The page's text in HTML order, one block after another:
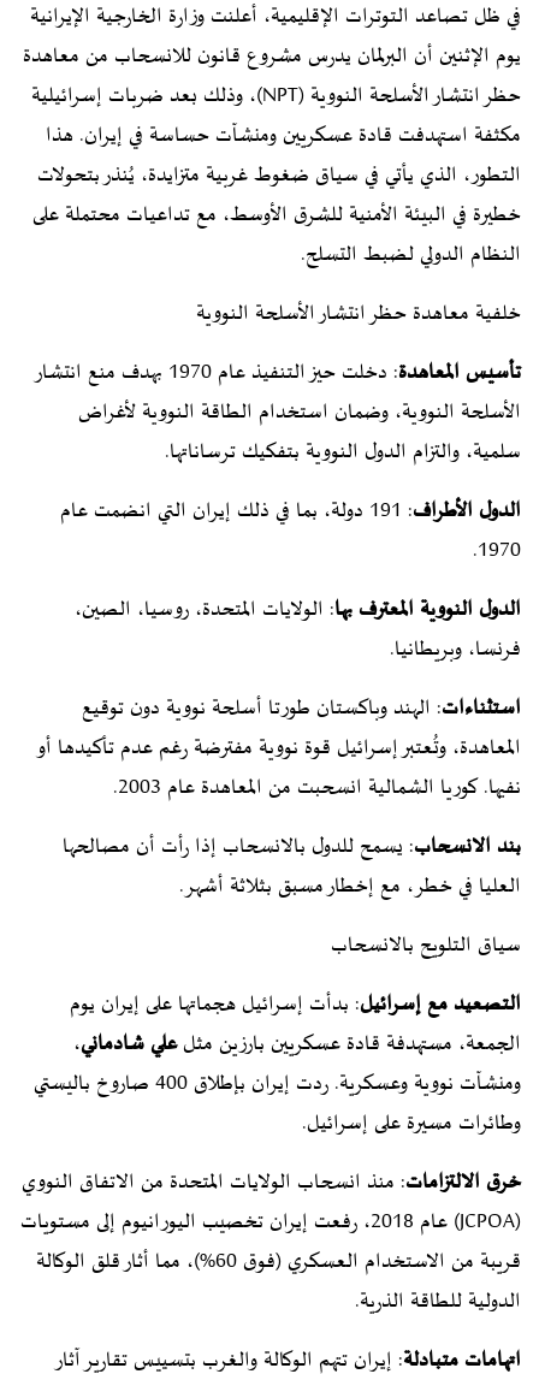
في ظل تصاعد التوترات الإقليمية، أعلنت وزارة الخارجية الإيرانية
يوم الإثنين أن البرلمان يدرس مشروع قانون للانسحاب من معاهدة
حظر انتشار الأسلحة النووية (NPT)، وذلك بعد ضربات إسرائيلية
مكثفة استهدفت قادة عسكريين ومنشآت حساسة في إيران. هذا
التطور، الذي يأتي في سياق ضغوط غربية متزايدة، يُنذر بتحولات
خطيرة في البيئة الأمنية للشرق الأوسط، مع تداعيات محتملة على
النظام الدولي لضبط التسلح.
خلفية معاهدة حظر انتشار الأسلحة النووية
تأسيس المعاهدة
: دخلت حيز التنفيذ عام 1970 بهدف منع انتشار
الأسلحة النووية، وضمان استخدام الطاقة النووية لأغراض
سلمية، والتزام الدول النووية بتفكيك ترساناتها.
الدول الأطراف
: 191 دولة، بما في ذلك إيران التي انضمت عام
1970.
الدول النووية المعترف بها: الولايات المتحدة، روسيا، الصين،
فرنسا، وبريطانيا.
استثناءات: الهند وباكستان طورتا أسلحة نووية دون توقيع
المعاهدة، وتُعتبر إسرائيل قوة نووية مفترضة رغم عدم تأكيدها أو
نفيها. كوريا الشمالية انسحبت من المعاهدة عام 2003.
بند الانسحاب: يسمح للدول بالانسحاب إذا رأت أن مصالحها
العليا في خطر، مع إخطار مسبق بثلاثة أشهر.
سياق التلويح بالانسحاب
التصعيد مع إسرائيل: بدأت إسرائيل هجماتها على إيران يوم
الجمعة، مستهدفة قادة عسكريين بارزين مثلعلي شادماني،
ومنشآت نووية وعسكرية. ردت إيران بإطلاق 400 صاروخ باليستي
وطائرات مسيرة على إسرائيل.
خرق الالتزامات: منذ انسحاب الولايات المتحدة من الاتفاق النووي
(JCPOA) عام 2018، رفعت إيران تخصيب اليورانيوم إلى مستويات
قريبة من الاستخدام العسكري (فوق 60%)، مما أثار قلق الوكالة
الدولية للطاقة الذرية.
اتهامات متبادلة: إيران تتهم الوكالة والغرب بتسييس تقارير آثار